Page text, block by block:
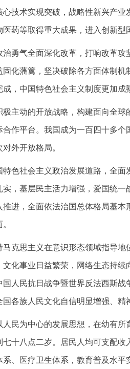
心技术实现突破，战略性新兴产
药等取得重大成果，进入创新型
勇气全面深化改革，打响改革攻
固化藩篱，坚决破除各方面体制
，中国特色社会主义制度更加
主动的开放战略，构建面向全球
作平台。我国成为一百四十多
外开放格局。
色社会主义政治发展道路，全面
实，基层民主活力增强，爱国统
进，全面依法治国总体格局基
克思主义在意识形态领域指导地
化事业日益繁荣，网络生态持
国人民抗日战争暨世界反法西斯
各族人民文化自信明显增强、精
民为中心的发展思想，在幼有所
十八点二岁。居民人均可支配
系、医疗卫生体系，教育普及水